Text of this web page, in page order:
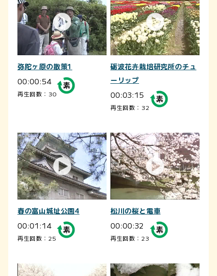
弥陀ヶ原の散策1
00:00:54
再生回数：30
砺波花卉栽培研究所のチュ
ーリップ
00:03:15
再生回数：32
春の富山城址公園4
00:01:14
再生回数：25
松川の桜と電車
00:00:32
再生回数：23